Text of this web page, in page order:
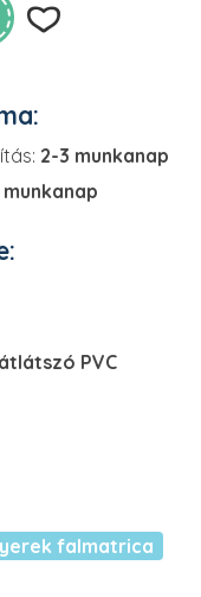
2-3 munkanap
munkanap
PVC
falmatrica